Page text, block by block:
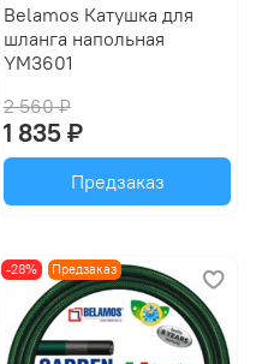
Belamos Катушка для
шланга напольная
YM3601
2 560 ₽
1 835 ₽
Предзаказ
-28% Предзаказ